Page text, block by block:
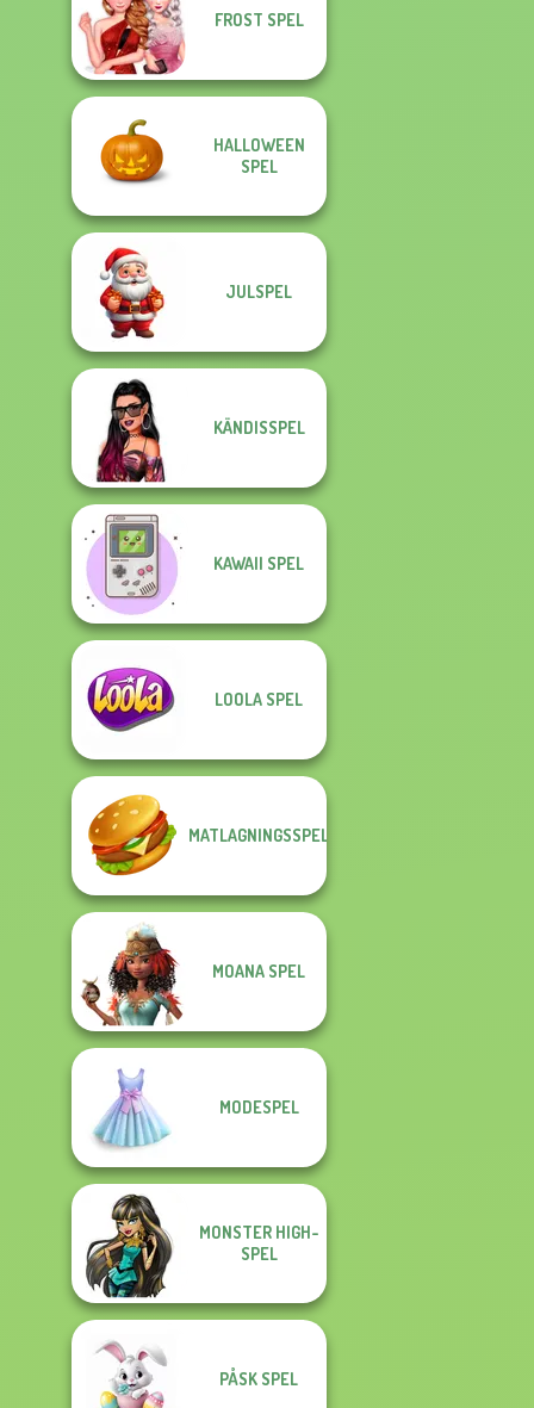
FROST SPEL
HALLOWEEN
SPEL
JULSPEL
KÄNDISSPEL
KAWAII SPEL
LOOLA SPEL
MATLAGNINGSSPEL
MOANA SPEL
MODESPEL
MONSTER HIGH-
SPEL
PÅSK SPEL